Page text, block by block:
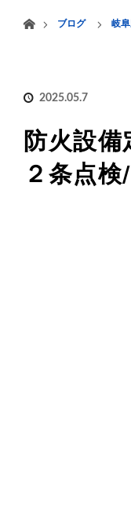
ブログ
岐
2025.05.7
防火設
２条点